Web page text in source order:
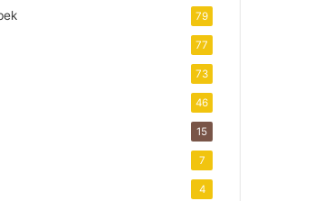
79
77
73
46
15
7
4